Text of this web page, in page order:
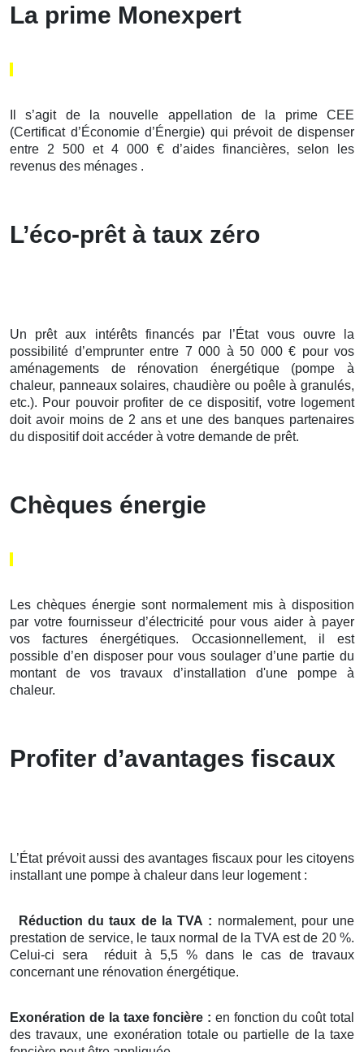
La prime Monexpert
Il s’agit de la nouvelle appellation de la prime CEE
(Certificat d’Économie d’Énergie) qui prévoit de dispenser
entre 2 500 et 4 000 € d’aides financières, selon les
revenus des ménages .
L’éco-prêt à taux zéro
Un prêt aux intérêts financés par l’État vous ouvre la
possibilité d’emprunter entre 7 000 à 50 000 € pour vos
aménagements de rénovation énergétique (pompe à
chaleur, panneaux solaires, chaudière ou poêle à granulés,
etc.). Pour pouvoir profiter de ce dispositif, votre logement
doit avoir moins de 2 ans et une des banques partenaires
du dispositif doit accéder à votre demande de prêt.
Chèques énergie
Les chèques énergie sont normalement mis à disposition
par votre fournisseur d’électricité pour vous aider à payer
vos factures énergétiques. Occasionnellement, il est
possible d’en disposer pour vous soulager d’une partie du
montant de vos travaux d’installation d'une pompe à
chaleur.
Profiter d’avantages fiscaux
L’État prévoit aussi des avantages fiscaux pour les citoyens
installant une pompe à chaleur dans leur logement :
Réduction du taux de la TVA : normalement, pour une
prestation de service, le taux normal de la TVA est de 20 %.
Celui-ci sera réduit à 5,5 % dans le cas de travaux
concernant une rénovation énergétique.
Exonération de la taxe foncière : en fonction du coût total
des travaux, une exonération totale ou partielle de la taxe